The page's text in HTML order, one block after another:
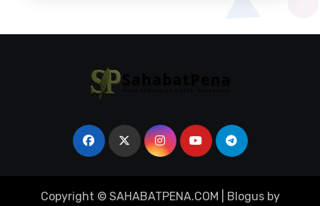
Copyright © SAHABATPENA.COM Blogusby